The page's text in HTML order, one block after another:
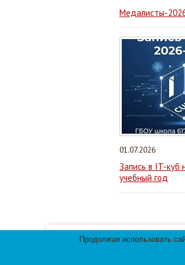
Медалисты-
01.07.2026
Запись в IT-куб
учебный год
Продолжая использовать
Мы используем файлы